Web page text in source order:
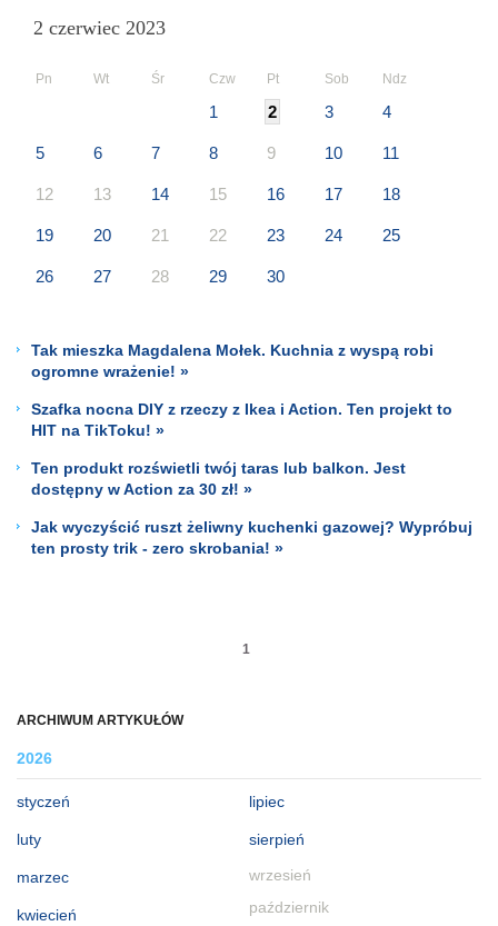
ARCHIWUM ARTYKUŁÓW
2026
styczeń
luty
marzec
kwiecień
lipiec
sierpień
wrzesień
październik
2 czerwiec 2023
Pn Wt Śr Czw Pt Sob Ndz
1 2 3 4
5 6 7 8 9 10 11
12 13 14 15 16 17 18
19 20 21 22 23 24 25
26 27 28 29 30
Tak mieszka Magdalena Mołek. Kuchnia z wyspą robi
ogromne wrażenie! »
Szafka nocna DIY z rzeczy z Ikea i Action. Ten projekt to
HIT na TikToku! »
Ten produkt rozświetli twój taras lub balkon. Jest
dostępny w Action za 30 zł! »
Jak wyczyścić ruszt żeliwny kuchenki gazowej? Wypróbuj
ten prosty trik - zero skrobania! »
1